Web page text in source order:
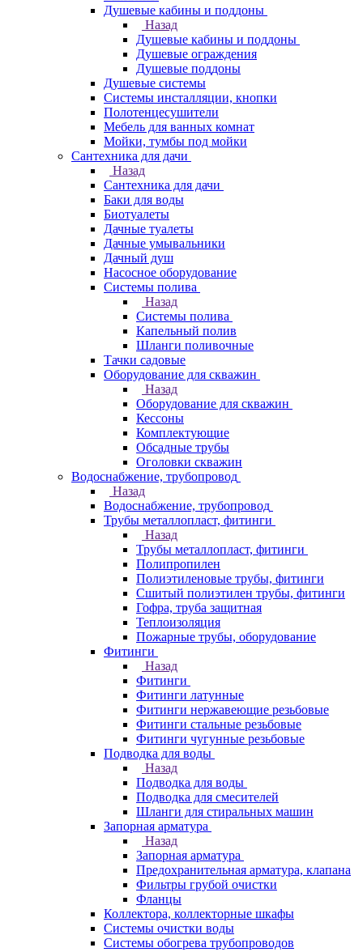
Душевые кабины и поддоны
Назад
Душевые кабины и поддоны
Душевые ограждения
Душевые поддоны
Душевые системы
Системы инсталляции, кнопки
Полотенцесушители
Мебель для ванных комнат
Мойки, тумбы под мойки
Сантехника для дачи
Назад
Сантехника для дачи
Баки для воды
Биотуалеты
Дачные туалеты
Дачные умывальники
Дачный душ
Насосное оборудование
Системы полива
Назад
Системы полива
Капельный полив
Шланги поливочные
Тачки садовые
Оборудование для скважин
Назад
Оборудование для скважин
Кессоны
Комплектующие
Обсадные трубы
Оголовки скважин
Водоснабжение, трубопровод
Назад
Водоснабжение, трубопровод
Трубы металлопласт, фитинги
Назад
Трубы металлопласт, фитинги
Полипропилен
Полиэтиленовые трубы, фитинги
Сшитый полиэтилен трубы, фитинги
Гофра, труба защитная
Теплоизоляция
Пожарные трубы, оборудование
Фитинги
Назад
Фитинги
Фитинги латунные
Фитинги нержавеющие резьбовые
Фитинги стальные резьбовые
Фитинги чугунные резьбовые
Подводка для воды
Назад
Подводка для воды
Подводка для смесителей
Шланги для стиральных машин
Запорная арматура
Назад
Запорная арматура
Предохранительная арматура, клапана
Фильтры грубой очистки
Фланцы
Коллектора, коллекторные шкафы
Системы очистки воды
Системы обогрева трубопроводов